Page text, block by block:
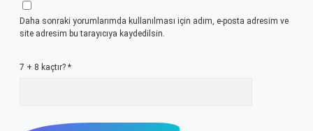
Daha sonraki yorumlarımda kullanılması için adım, e-posta adresim ve
site adresim bu tarayıcıya kaydedilsin.
7 + 8 kaçtır? *